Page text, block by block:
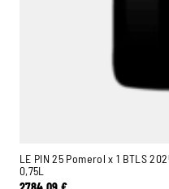
LE PIN 25 Pomerol x 1 BTLS
0,75L